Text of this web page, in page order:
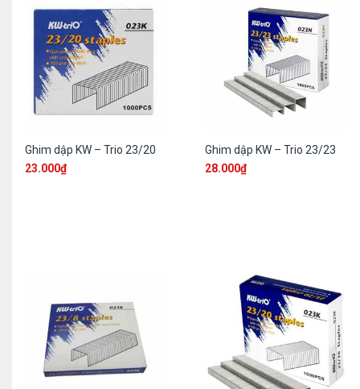
Ghim dập KW – Trio 23/20
23.000₫
Ghim dập KW – Trio 23/23
28.000₫